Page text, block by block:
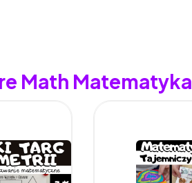
Math Matematyka